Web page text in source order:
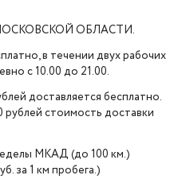
ОБЛАСТИ.
в течении двух рабочих
с 10.00 до 21.00.
доставляется бесплатно.
рублей стоимость доставки
МКАД (до 100 км.)
за 1 км пробега.)